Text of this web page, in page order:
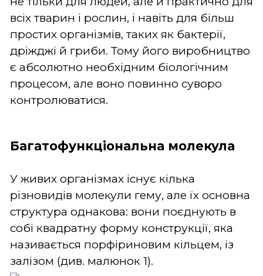
всіх тварин і рослин, і навіть для більш
простих організмів, таких як бактерії,
дріжджі й гриби. Тому його виробництво
є абсолютно необхідним біологічним
процесом, але воно повинно суворо
контролюватися.
Багатофункціональна молекула
У живих організмах існує кілька
різновидів молекули гему, але їх основна
структура однакова: вони поєднують в
собі квадратну форму конструкції, яка
називається порфіриновим кільцем, із
залізом (див. малюнок 1).